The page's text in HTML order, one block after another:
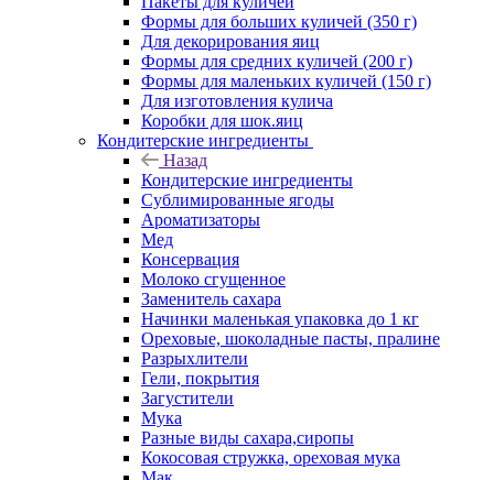
Формы для больших куличей (350 г)
Для декорирования яиц
Формы для средних куличей (200 г)
Формы для маленьких куличей (150 г)
Для изготовления кулича
Коробки для шок.яиц
Кондитерские ингредиенты
Назад
Кондитерские ингредиенты
Сублимированные ягоды
Ароматизаторы
Мед
Консервация
Молоко сгущенное
Заменитель сахара
Начинки маленькая упаковка до 1 кг
Ореховые, шоколадные пасты, пралине
Разрыхлители
Гели, покрытия
Загустители
Мука
Разные виды сахара,сиропы
Кокосовая стружка, ореховая мука